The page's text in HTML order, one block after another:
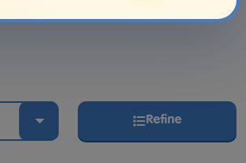
Refine